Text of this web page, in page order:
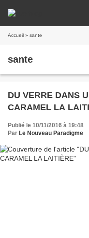
Accueil » sante
sante
DU VERRE DANS
CARAMEL LA
Publié le 10/11/2016 à 19:48
Par Le Nouveau Paradigme